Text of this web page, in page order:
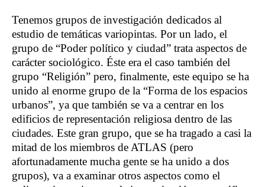
Tenemos grupos de investigación dedicados al
estudio de temáticas variopintas. Por un lado, el
grupo de “Poder político y ciudad” trata aspectos de
carácter sociológico. Éste era el caso también del
grupo “Religión” pero, finalmente, este equipo se ha
unido al enorme grupo de la “Forma de los espacios
urbanos”, ya que también se va a centrar en los
edificios de representación religiosa dentro de las
ciudades. Este gran grupo, que se ha tragado a casi la
mitad de los miembros de ATLAS (pero
afortunadamente mucha gente se ha unido a dos
grupos), va a examinar otros aspectos como el